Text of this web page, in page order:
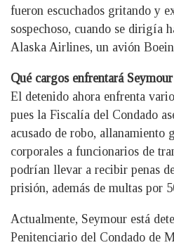
fueron escuchados gritando y
sospechoso, cuando se dirigía
Alaska Airlines, un avión
Qué cargos enfrentará Seymour
El detenido ahora enfrenta
pues la Fiscalía del Condado
acusado de robo, allanamiento
corporales a funcionarios de
podrían llevar a recibir penas
prisión, además de multas por
Actualmente, Seymour está
Penitenciario del Condado de